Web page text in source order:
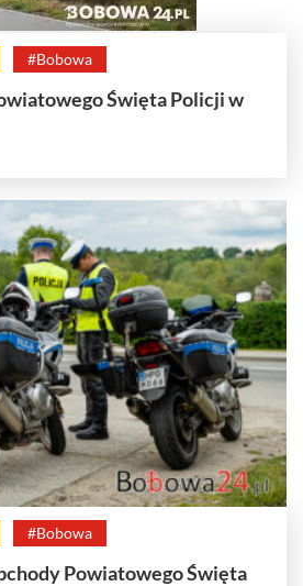
#Bobowa
Święta Policji w
#Bobowa
Powiatowego Święta